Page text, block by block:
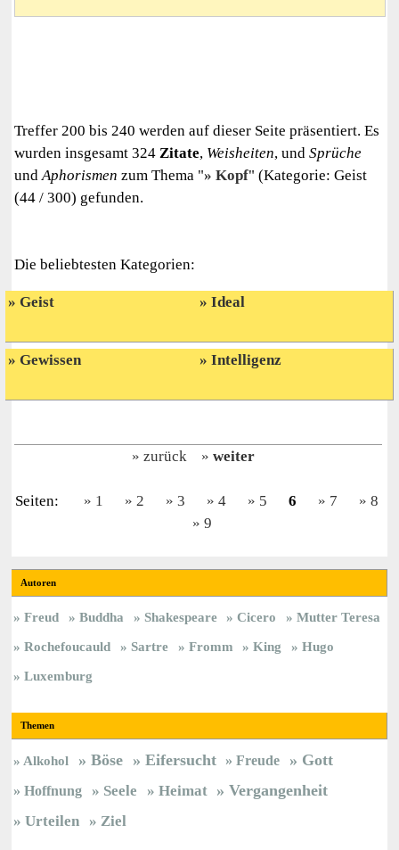
Treffer 200 bis 240 werden auf dieser Seite präsentiert. Es
wurden insgesamt 324Zitate, Weisheiten, undSprüche
undAphorismen zum Thema " Kopf" (Kategorie: Geist
(44 / 300) gefunden.
Die beliebtesten Kategorien:
Geist
Gewissen
Ideal
Intelligenz
zurück weiter
Seiten: 1 2 3 4 5 6 7
8
9
Autoren
Freud Buddha Shakespeare Cicero
Mutter Teresa
Rochefoucauld
Sartre Fromm King
Hugo
Luxemburg
Themen
Alkohol Böse Eifersucht Freude Gott
Hoffnung Seele Heimat Vergangenheit
Urteilen Ziel